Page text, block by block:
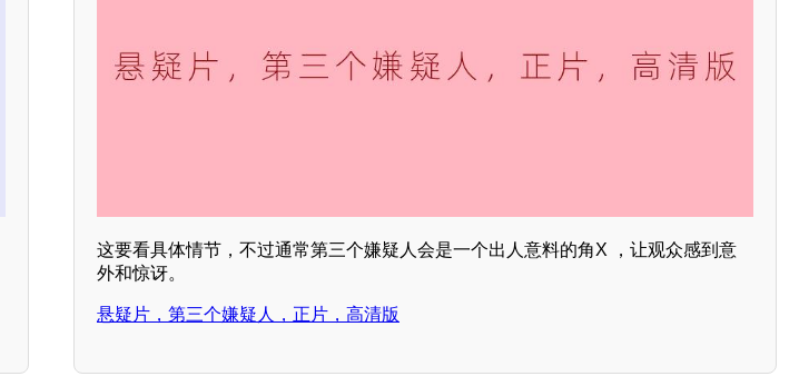
这要看具体情节，不过通常第三个嫌疑人会是一个出人意料的角X ，让观众感到意
外和惊讶。
悬疑片，第三个嫌疑人，正片，高清版